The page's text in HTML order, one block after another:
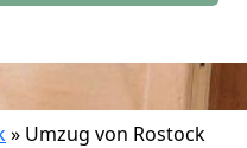
» Umzug von Rostock